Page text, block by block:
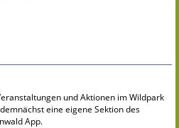
und Aktionen im Wildpark
eine eigene Sektion des
App.